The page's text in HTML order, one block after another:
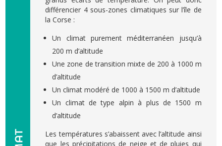
différencier 4 sous-zones climatiques sur l’île de
la Corse :
Un climat purement méditerranéen jusqu’à
200 m d’altitude
Une zone de transition mixte de 200 à 1000 m
d’altitude
Un climat modéré de 1000 à 1500 m d’altitude
Un climat de type alpin à plus de 1500 m
d’altitude
Les températures s’abaissent avec l’altitude ainsi
que les précipitations de neige et de pluies qui